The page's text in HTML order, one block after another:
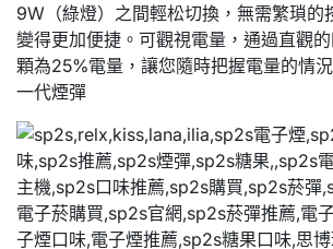
9W（綠燈）之間輕松切換，無需繁瑣的
變得更加便捷。可觀視電量，通過直觀
顆為25%電量，讓您隨時把握電量的情
一代煙彈